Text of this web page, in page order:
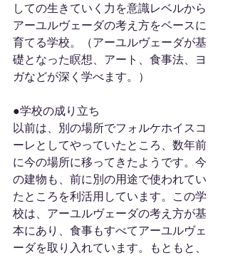
しての生きていく力を意識レベルから
アーユルヴェーダの考え方をベースに
育てる学校。（アーユルヴェーダが基
礎となった瞑想、アート、食事法、ヨ
ガなどが深く学べます。）
●学校の成り立ち
以前は、別の場所でフォルケホイスコ
ーレとしてやっていたところ、数年前
に今の場所に移ってきたようです。今
の建物も、前に別の用途で使われてい
たところを利活用しています。この学
校は、アーユルヴェーダの考え方が基
本にあり、食事もすべてアーユルヴェ
ーダを取り入れています。もともと、